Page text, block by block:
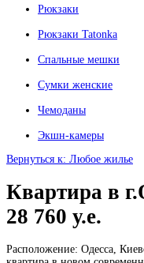
Рюкзаки
Рюкзаки Tatonka
Спальные мешки
Сумки женские
Чемоданы
Экшн-камеры
Вернуться к: Любое жилье
Квартира в
28 760 у.е.
Расположение: Одесса,